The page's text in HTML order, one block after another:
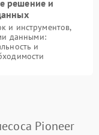
решение и
и инструментов,
данными:
и
Pioneer